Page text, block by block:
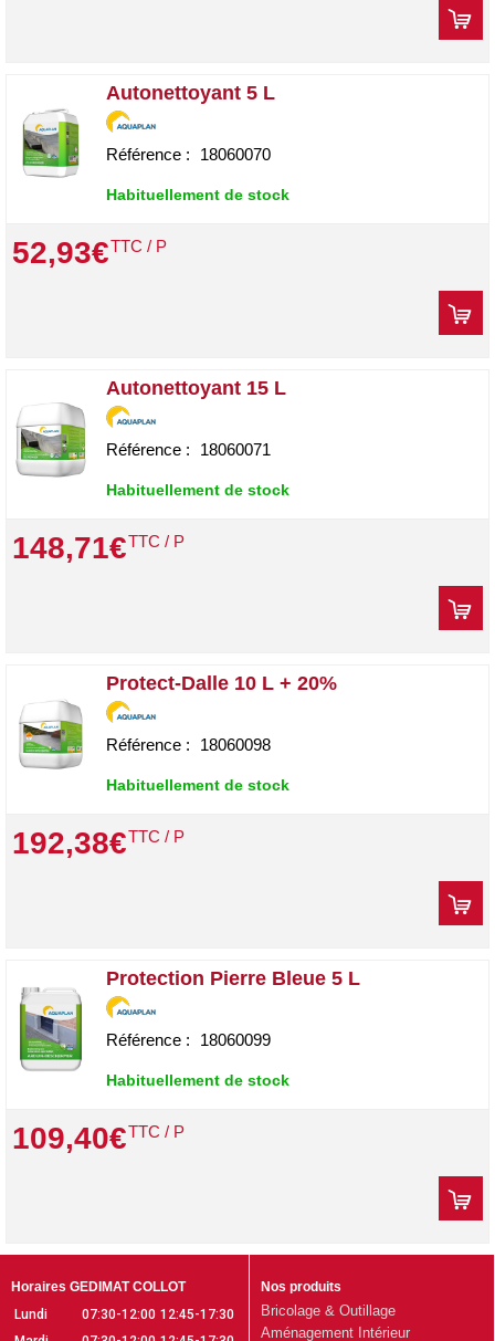
Autonettoyant 5 L
Référence : 18060070
Habituellement de stock
52,93€TTC / P
Autonettoyant 15 L
Référence : 18060071
Habituellement de stock
148,71€TTC / P
Protect-Dalle 10 L + 20%
Référence : 18060098
Habituellement de stock
192,38€TTC / P
Protection Pierre Bleue 5 L
Référence : 18060099
Habituellement de stock
109,40€TTC / P
Horaires GEDIMAT COLLOT
Lundi
07:30-12:00 12:45-17:30
Nos produits
Bricolage & Outillage
Aménagement Intérieur